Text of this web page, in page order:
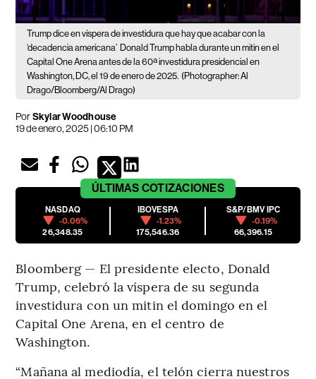
Trump dice en víspera de investidura que hay que acabar con la
‘decadencia americana’ Donald Trump habla durante un mitin en el
Capital One Arena antes de la 60ª investidura presidencial en
Washington, DC, el 19 de enero de 2025. (Photographer: Al
Drago/Bloomberg/Al Drago)
PorSkylar Woodhouse
19 de enero, 2025 | 06:10 PM
ÚLTIMAS COTIZACIONES
NASDAQ
-0.06%
26,348.35
IBOVESPA
-1.23%
175,546.36
S&P/BMV IPC
-0.19%
66,396.15
Bloomberg — El presidente electo, Donald
Trump, celebró la víspera de su segunda
investidura con un mitin el domingo en el
Capital One Arena, en el centro de
Washington.
“Mañana al mediodía, el telón cierra nuestros